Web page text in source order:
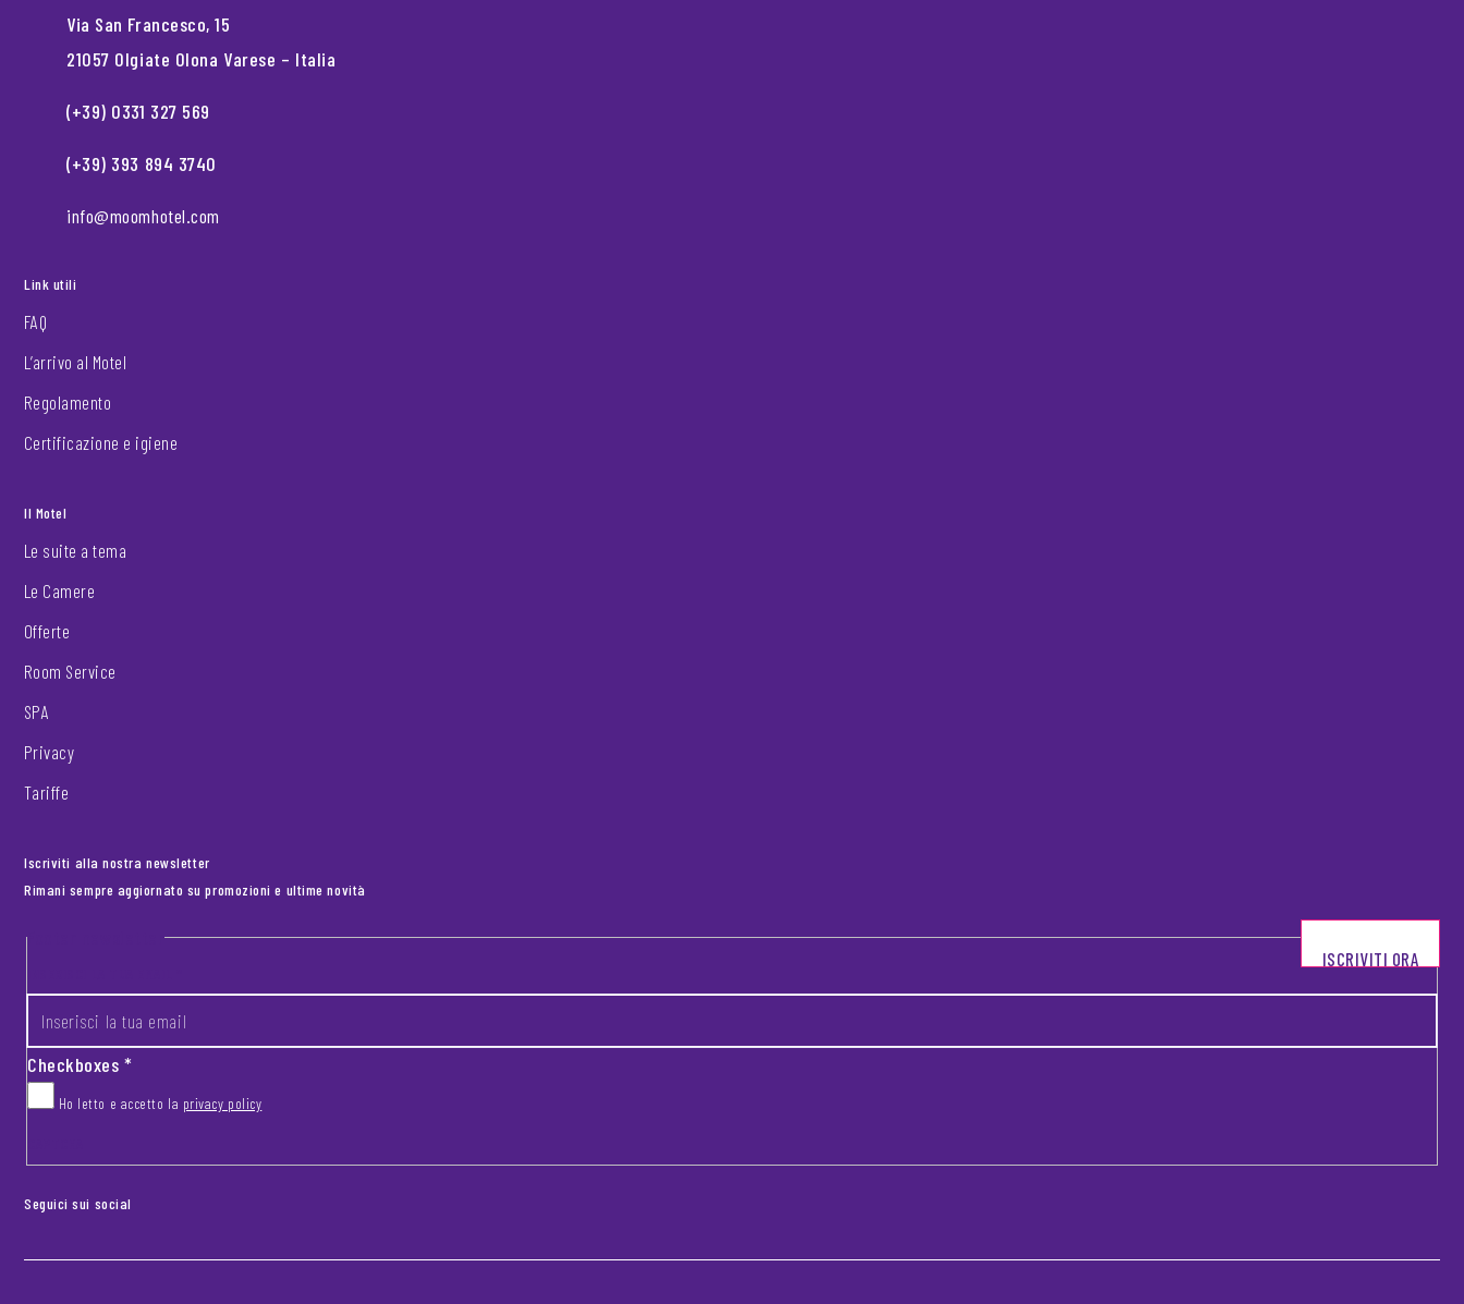
Via San Francesco, 15
21057 Olgiate Olona Varese – Italia
(+39) 0331 327 569
(+39) 393 894 3740
info@moomhotel.com
Link utili
FAQ
L’arrivo al Motel
Regolamento
Certificazione e igiene
Il Motel
Le suite a tema
Le Camere
Offerte
Room Service
SPA
Privacy
Tariffe
Iscriviti alla nostra newsletter
Rimani sempre aggiornato su promozioni e ultime novità
Footer newsletter
Checkboxes*
Ho letto e accetto la privacy policy
ISCRIVITI ORA
Seguici sui social